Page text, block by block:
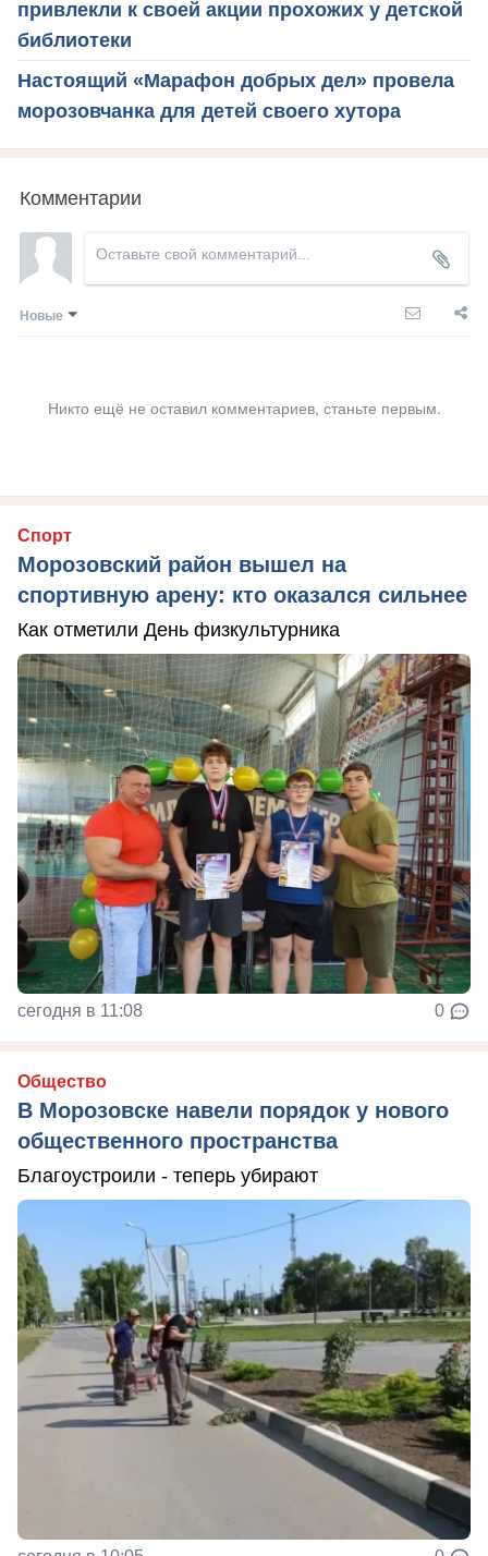
привлекли к своей акции прохожих у детской
библиотеки
Настоящий «Марафон добрых дел» провела
морозовчанка для детей своего хутора
Комментарии
Новые
Никто ещё не оставил комментариев, станьте первым.
Спорт
Морозовский район вышел на
спортивную арену: кто оказался сильнее
Как отметили День физкультурника
сегодня в 11:08 0
Общество
В Морозовске навели порядок у нового
общественного пространства
Благоустроили - теперь убирают